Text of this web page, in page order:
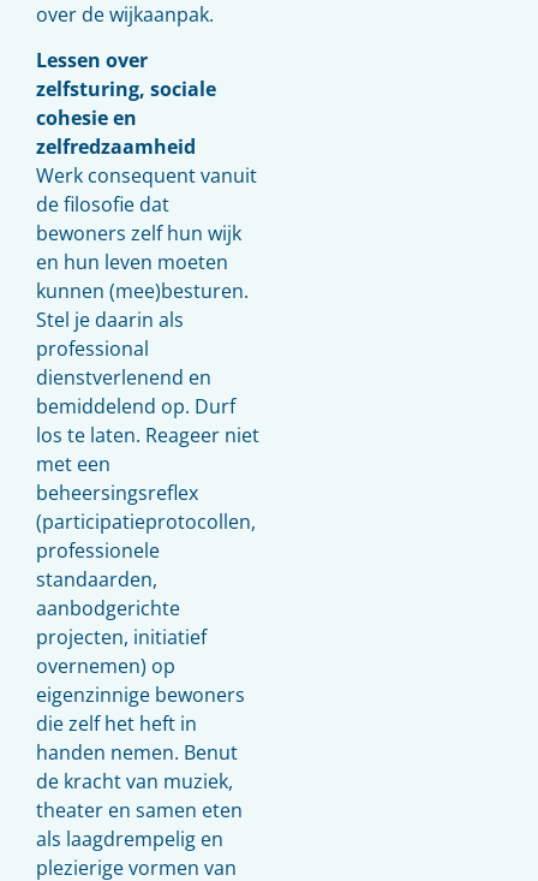
over de wijkaanpak.
Lessen over
zelfsturing, sociale
cohesie en
zelfredzaamheid
Werk consequent vanuit
de filosofie dat
bewoners zelf hun wijk
en hun leven moeten
kunnen (mee)besturen.
Stel je daarin als
professional
dienstverlenend en
bemiddelend op. Durf
los te laten. Reageer niet
met een
beheersingsreflex
(participatieprotocollen,
professionele
standaarden,
aanbodgerichte
projecten, initiatief
overnemen) op
eigenzinnige bewoners
die zelf het heft in
handen nemen. Benut
de kracht van muziek,
theater en samen eten
als laagdrempelig en
plezierige vormen van